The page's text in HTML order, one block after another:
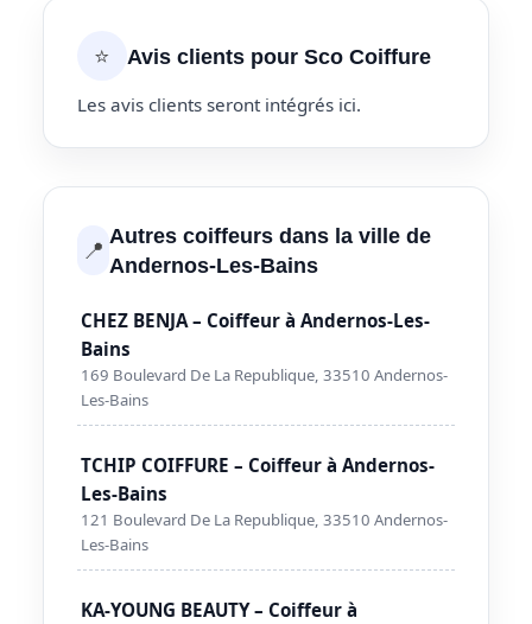
⭐ Avis clients pour Sco Coiffure
Les avis clients seront intégrés ici.
📍 Autres coiffeurs dans la ville de
Andernos-Les-Bains
CHEZ BENJA – Coiffeur à Andernos-Les-
Bains
169 Boulevard De La Republique, 33510 Andernos-
Les-Bains
TCHIP COIFFURE – Coiffeur à Andernos-
Les-Bains
121 Boulevard De La Republique, 33510 Andernos-
Les-Bains
KA-YOUNG BEAUTY – Coiffeur à